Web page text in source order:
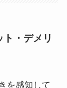
ト・デメリ
を感知して